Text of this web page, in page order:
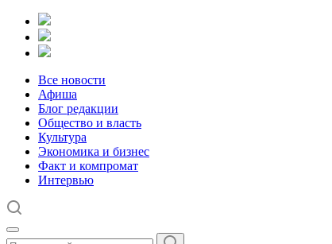
Все новости
Афиша
Блог редакции
Общество и власть
Культура
Экономика и бизнес
Факт и компромат
Интервью